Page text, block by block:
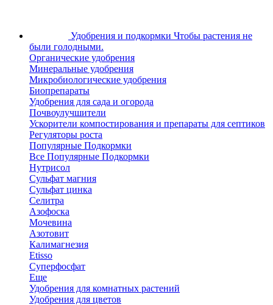
Удобрения и подкормки Чтобы растения не
были голодными.
Органические удобрения
Минеральные удобрения
Микробиологические удобрения
Биопрепараты
Удобрения для сада и огорода
Почвоулучшители
Ускорители компостирования и препараты для септиков
Регуляторы роста
Популярные Подкормки
Все Популярные Подкормки
Нутрисол
Сульфат магния
Сульфат цинка
Селитра
Азофоска
Мочевина
Азотовит
Калимагнезия
Etisso
Суперфосфат
Еще
Удобрения для комнатных растений
Удобрения для цветов